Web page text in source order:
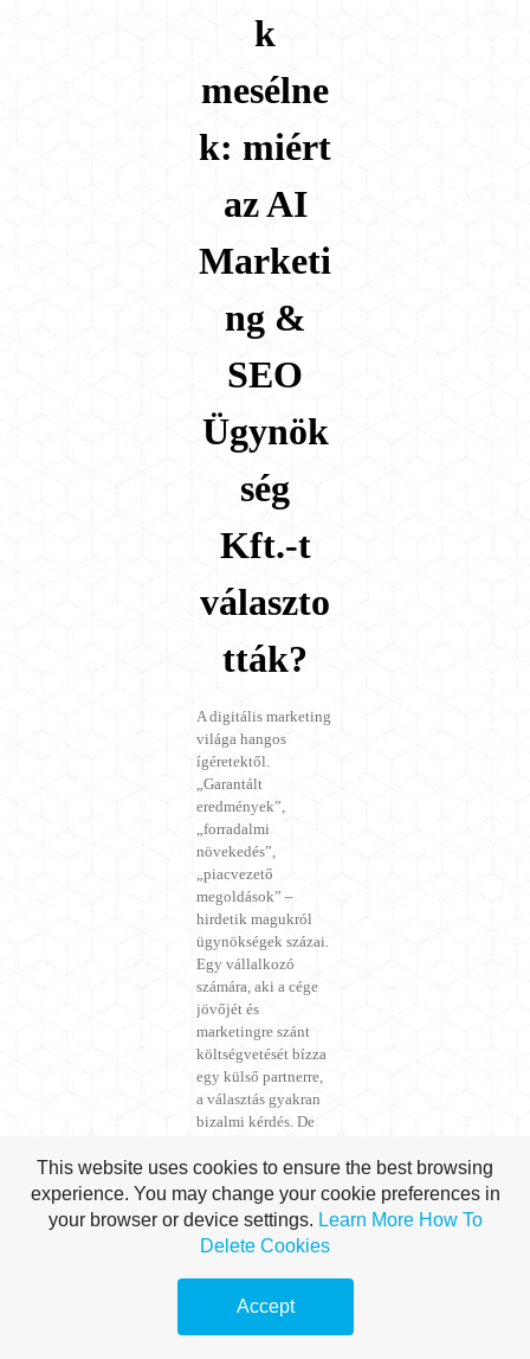
k
mesélne
k: miért
az AI
Marketi
ng &
SEO
Ügynök
ség
Kft.-t
választo
tták?
A digitális marketing
világa hangos
ígéretektől.
„Garantált
eredmények”,
„forradalmi
növekedés”,
„piacvezető
megoldások” –
hirdetik magukról
ügynökségek százai.
Egy vállalkozó
számára, aki a cége
jövőjét és
marketingre szánt
költségvetését bízza
egy külső partnerre,
a választás gyakran
bizalmi kérdés. De
bizalom? A
lenyűgöző
prezentációkon, a
divatos
hívószavakon, vagy
a valódi,
kézzelfogható
This website uses cookies to ensure the best browsing
experience. You may change your cookie preferences in
your browser or device settings. Learn More How To
Delete Cookies
Accept